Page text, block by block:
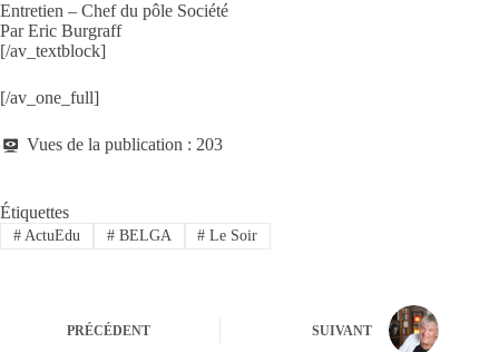
Entretien – Chef du pôle Société
Par Eric Burgraff
[/av_textblock]
[/av_one_full]
Vues de la publication : 203
Étiquettes
#ActuEdu #BELGA # Le Soir
PRÉCÉDENT SUIVANT